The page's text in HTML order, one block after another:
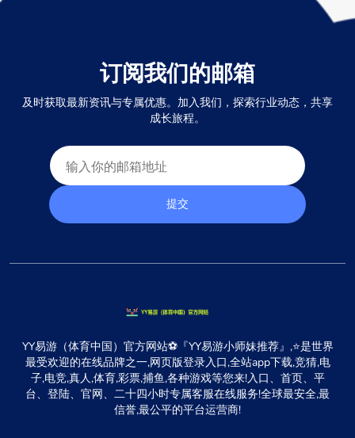
订阅我们的邮箱
及时获取最新资讯与专属优惠。加入我们，探索行业动态，共享
成长旅程。
提交
YY易游（体育中国）官方网站⚽️『YY易游小师妹推荐』,⭐️是世界
最受欢迎的在线品牌之一,网页版登录入口,全站app下载,竞猜,电
子,电竞,真人,体育,彩票,捕鱼,各种游戏等您来!入口、首页、平
台、登陆、官网、二十四小时专属客服在线服务!全球最安全,最
信誉,最公平的平台运营商!